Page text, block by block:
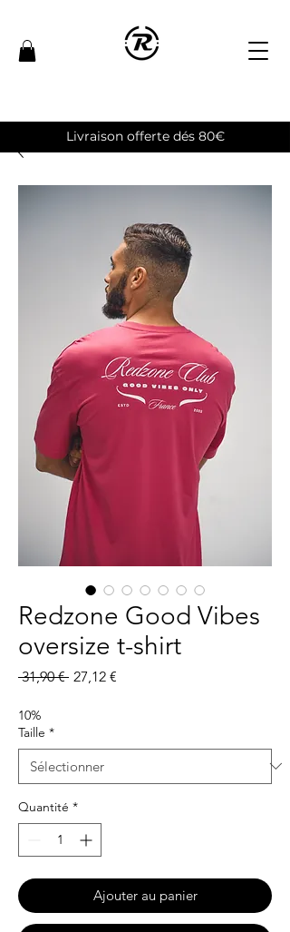
Livraison offerte dés 80€
Redzone Good Vibes
oversize t-shirt
31,90 € Prix
27,12 €
10%
Taille *
Quantité *
Ajouter au panier